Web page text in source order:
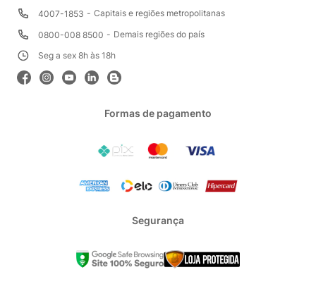
4007-1853
Capitais e regiões metropolitanas
0800-008 8500
Demais regiões do país
Seg a sex 8h às 18h
Formas de pagamento
Segurança